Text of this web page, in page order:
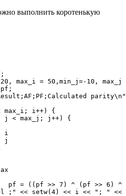
выполнить коротенькую
max_i = 50,min_j=-10, max_j
max_i; i++) {
j < max_j; j++) {
i
j
pf = ((pf >> 7) ^ (pf >> 6)
;" << setw(4) << i << "; "